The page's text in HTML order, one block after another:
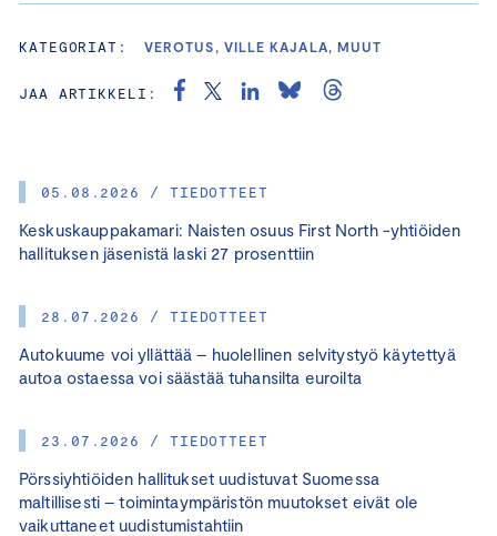
05.08.2026 / TIEDOTTEET
Keskuskauppakamari: Naisten osuus First North -yhtiöiden
hallituksen jäsenistä laski 27 prosenttiin
28.07.2026 / TIEDOTTEET
Autokuume voi yllättää – huolellinen selvitystyö käytettyä
autoa ostaessa voi säästää tuhansilta euroilta
23.07.2026 / TIEDOTTEET
Pörssiyhtiöiden hallitukset uudistuvat Suomessa
maltillisesti – toimintaympäristön muutokset eivät ole
vaikuttaneet uudistumistahtiin
KATEGORIAT: VEROTUS, VILLE KAJALA, MUUT
JAA ARTIKKELI: